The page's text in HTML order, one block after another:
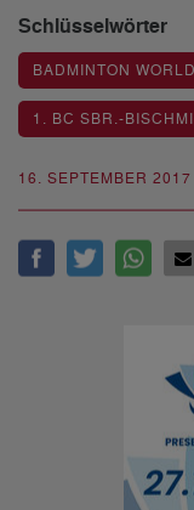
16. SEPTEMBER 2017
Schlüsselwörter
BADMINTON
1. BC SBR.-